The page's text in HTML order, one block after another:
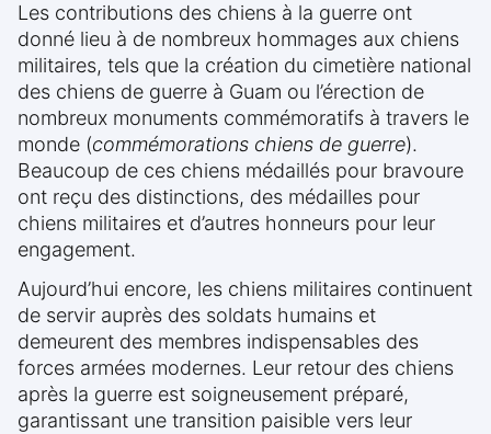
Les contributions des chiens à la guerre ont
donné lieu à de nombreux hommages aux chiens
militaires, tels que la création du cimetière national
des chiens de guerre à Guam ou l’érection de
nombreux monuments commémoratifs à travers le
monde (commémorations chiens de guerre).
Beaucoup de ces chiens médaillés pour bravoure
ont reçu des distinctions, des médailles pour
chiens militaires et d’autres honneurs pour leur
engagement.
Aujourd’hui encore, les chiens militaires continuent
de servir auprès des soldats humains et
demeurent des membres indispensables des
forces armées modernes. Leur retour des chiens
après la guerre est soigneusement préparé,
garantissant une transition paisible vers leur